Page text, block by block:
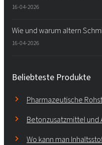
16-04-2026
Wie und warum altern
16-04-2026
Beliebteste Produkte
Pharmazeutische
Betonzusatzmittel und
Wo kann man